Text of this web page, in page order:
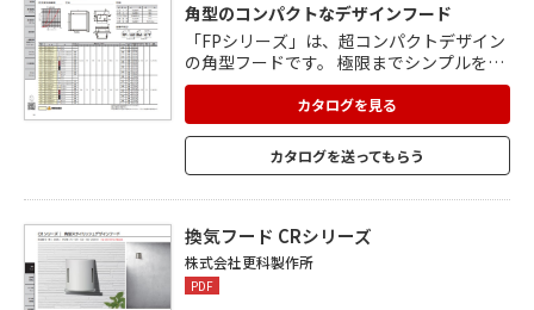
角型のコンパクトなデザインフード
「FPシリーズ」は、超コンパクトデザイン
の角型フードです。 極限までシンプルを追
求したデザインは、建物の美観を更にシャ
ープな印象に仕上げます。 天井裏に制震材
付きで、雨音を軽減。 ノック式穴(2 カ所)
が付いているので、ビスで外壁にしっかり
固定できます。 カチオン電着塗装+粉体塗
カタログを見る
カタログを送ってもらう
換気フード CRシリーズ
株式会社更科製作所
PDF